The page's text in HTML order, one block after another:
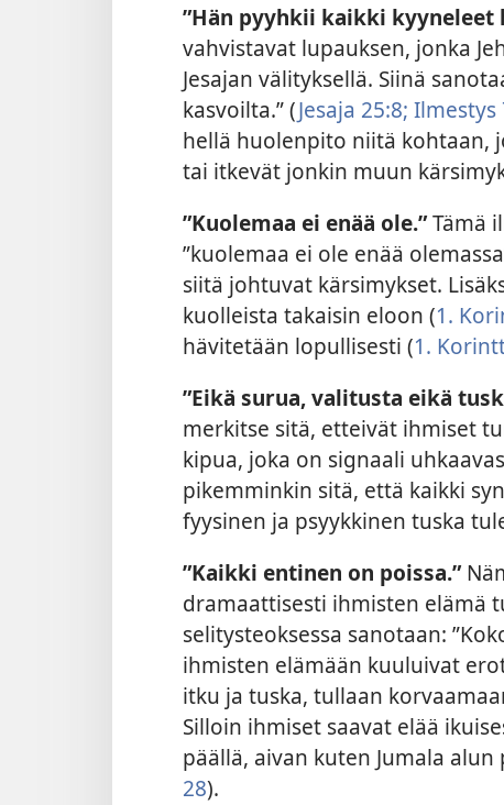
”Hän pyyhkii kaikki kyyneleet
vahvistavat lupauksen, jonka
Jesajan välityksellä. Siinä
kasvoilta.” (Jesaja 25:8; Ilmestys
hellä huolenpito niitä kohtaan,
tai itkevät jonkin muun
”Kuolemaa ei enää ole.”Tämä
”kuolemaa ei ole enää
siitä johtuvat kärsimykset.
kuolleista takaisin eloon (1.
hävitetään lopullisesti (1.
”Eikä surua, valitusta eikä
merkitse sitä, etteivät ihmiset
kipua, joka on signaali
pikemminkin sitä, että kaikki
fyysinen ja psyykkinen tuska
”Kaikki entinen on poissa.”
dramaattisesti ihmisten elämä
selitysteoksessa sanotaan:
ihmisten elämään kuuluivat
itku ja tuska, tullaan
Silloin ihmiset saavat elää
päällä, aivan kuten Jumala
28).